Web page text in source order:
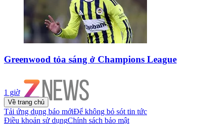
Greenwood tỏa sáng ở Champions League
1 giờ
Về trang chủ
Tải ứng dụng báo mớiĐể không bỏ sót tin tức
Điều khoản sử dụngChính sách bảo mật